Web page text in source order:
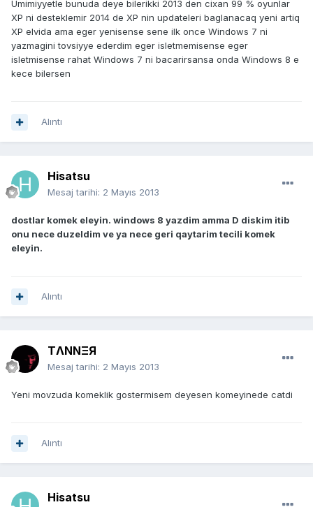
Umimiyyetle bunuda deye bilerikki 2013 den cixan 99 % oyunlar
XP ni desteklemir 2014 de XP nin updateleri baglanacaq yeni artiq
XP elvida ama eger yenisense sene ilk once Windows 7 ni
yazmagini tovsiyye ederdim eger isletmemisense eger
isletmisense rahat Windows 7 ni bacarirsansa onda Windows 8 e
kece bilersen
Alıntı
Hisatsu
Mesaj tarihi: 2 Mayıs 2013
dostlar komek eleyin. windows 8 yazdim amma D diskim itib
onu nece duzeldim ve ya nece geri qaytarim tecili komek
eleyin.
Alıntı
TΛNNΞЯ
Mesaj tarihi: 2 Mayıs 2013
Yeni movzuda komeklik gostermisem deyesen komeyinede catdi
Alıntı
Hisatsu